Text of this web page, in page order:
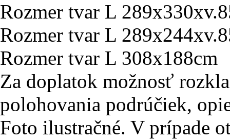
Rozmer tvar L
Rozmer tvar L
Rozmer tvar L 308x188cm
Za doplatok možnosť
polohovania podrúčiek,
Foto ilustračné. V prípade